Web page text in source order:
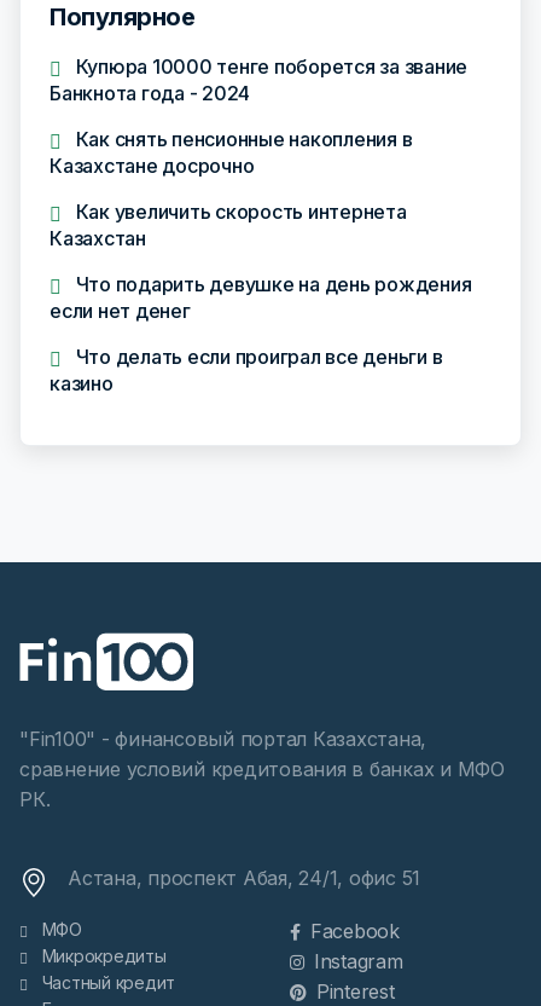
Популярное
Купюра 10000 тенге поборется за звание
Банкнота года - 2024
Как снять пенсионные накопления в
Казахстане досрочно
Как увеличить скорость интернета
Казахстан
Что подарить девушке на день рождения
если нет денег
Что делать если проиграл все деньги в
казино
"Fin100" - финансовый портал Казахстана,
сравнение условий кредитования в банках и МФО
РК.
Астана, проспект Абая, 24/1, офис 51
МФО
Микрокредиты
Частный кредит
Facebook
Instagram
Pinterest